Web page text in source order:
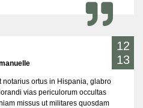
12
13
ortus in Hispania, glabro
vias periculorum occultas
missus ut militares quosdam